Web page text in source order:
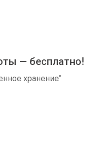
— бесплатно!
хранение"